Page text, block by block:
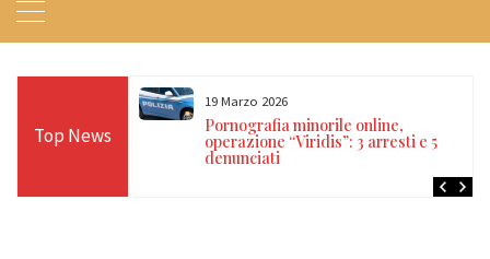
Top News
ore sulle Alpi:
Cervino e
19 Marzo 2026
Pornografia minorile online,
operazione “Viridis”: 3 arresti e 5
denunciati